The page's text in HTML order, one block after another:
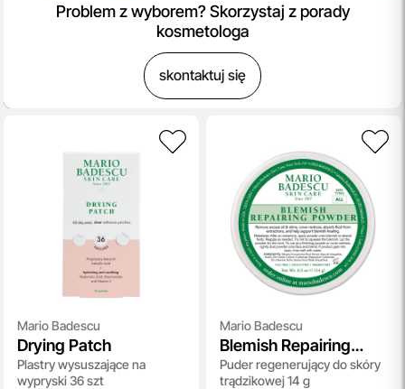
Problem z wyborem? Skorzystaj z porady
kosmetologa
skontaktuj się
Mario Badescu
Drying Patch
Plastry wysuszające na
wypryski 36 szt
Mario Badescu
Blemish Repairing
Powder
Puder regenerujący do skóry
trądzikowej 14 g